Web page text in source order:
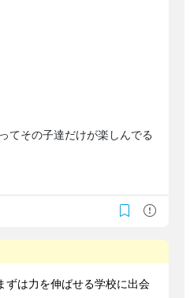
てその子達だけが楽しんでる